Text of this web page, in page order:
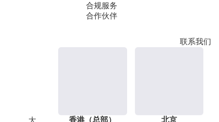
合规服务
合作伙伴
联系我们
大
香港（总部） 北京